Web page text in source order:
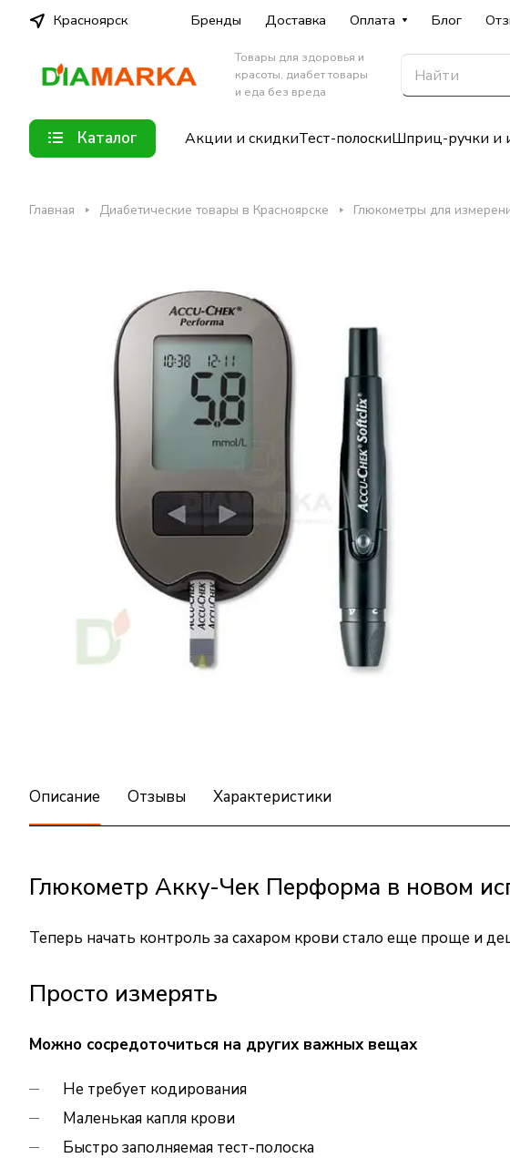
Красноярск Бренды Доставка Оплата Блог
Товары для здоровья и
красоты, диабет товары
и еда без вреда
Каталог Акции и скидкиТест-полоскиШприц-ручки и
Главная Диабетические товары в Красноярске Глюкометры для
Описание Отзывы Характеристики
Глюкометр Акку-Чек Перформа в новом
Теперь начать контроль за сахаром крови стало еще проще и
Просто измерять
Можно сосредоточиться на других важных вещах
Не требует кодирования
Маленькая капля крови
Быстро заполняемая тест-полоска